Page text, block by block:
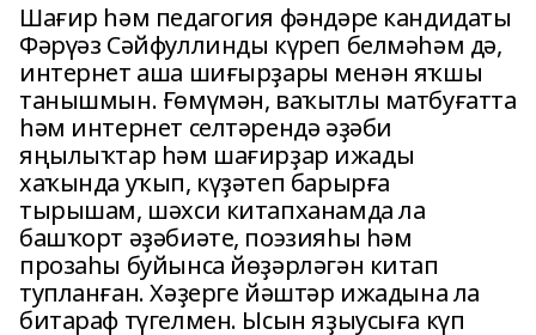
Шағир һәм педагогия фәндәре кандидаты
Фәрүәз Сәйфуллинды күреп белмәһәм дә,
интернет аша шиғырҙары менән яҡшы
танышмын. Ғөмүмән, ваҡытлы матбуғатта
һәм интернет селтәрендә әҙәби
яңылыҡтар һәм шағирҙар ижады
хаҡында уҡып, күҙәтеп барырға
тырышам, шәхси китапханамда ла
башҡорт әҙәбиәте, поэзияһы һәм
прозаһы буйынса йөҙәрләгән китап
тупланған. Хәҙерге йәштәр ижадына ла
битараф түгелмен. Ысын яҙыусыға күп